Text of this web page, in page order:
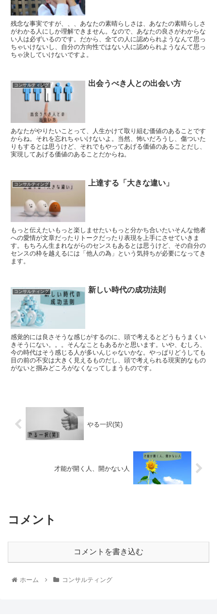
残念な事実ですが、、、あなたの素晴らしさは、あなたの素晴らしさ
がわかる人にしか理解できません。なので、あなたの良さがわからな
い人は必ずいるのです。だから、全ての人に認められようなんて思っ
ちゃいけないし、自分の方向性ではない人に認められようなんて思っ
ちゃ決していけないですよ。
コンサルティング 出会うべき人との出会い方
あなたがやりたいことって、人生かけて取り組む価値のあることです
からね。それを忘れちゃいけないよ。当然、怖いだろうし、傷ついた
りもするとは思うけど、それでもやってあげる価値のあることだし、
実現してあげる価値のあることだからね。
コンサルティング 上達する「大きな違い」
もっと伝えたいもっと楽しませたいもっと分かち合いたいそんな他者
への愛情が文章だったりトークだったり表現を上手にさせていきま
す。もちろん生まれながらのセンスもあるとは思うけど、その自分の
センスの枠を越えるには「他人の為」という気持ちが必要になってき
ます。
コンサルティング 新しい時代の成功法則
感覚的には良さそうな感じがするのに、頭で考えるとどうもうまくい
きそうにない。。。そんなこともあるかと思います。いや、むしろ、
今の時代はそう感じる人が多いんじゃないかな。やっぱりどうしても
目の前の不安は大きく見えるものだし、頭で考えられる現実的なもの
がないと掴みどころがなくなってしまうものです。
やる一択(笑)
才能が開く人、開かない人
コメント
コメントを書き込む
ホーム コンサルティング